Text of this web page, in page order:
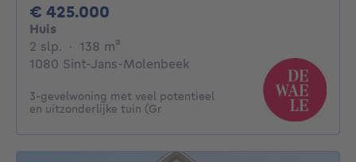
€ 425.000
Huis
2 slp. 2 slaapkamers
· 138 m²
1080 Sint-Jans-Molenbeek
3-gevelwoning met veel potentieel
en uitzonderlijke tuin (Gr